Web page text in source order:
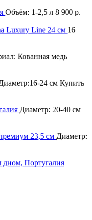
Объём: 1-2,5 л 8 900 р.
Luxury Line 24 см 16
Кованная медь
24 см Купить
Диаметр: 20-40 см
23,5 см Диаметр:
дном, Португалия